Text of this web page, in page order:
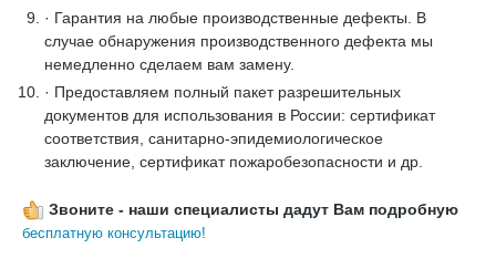
· Гарантия на любые производственные дефекты. В
случае обнаружения производственного дефекта мы
немедленно сделаем вам замену.
· Предоставляем полный пакет разрешительных
документов для использования в России: сертификат
соответствия, санитарно-эпидемиологическое
заключение, сертификат пожаробезопасности и др.
Звоните - наши специалисты дадут Вам подробную
бесплатную консультацию!